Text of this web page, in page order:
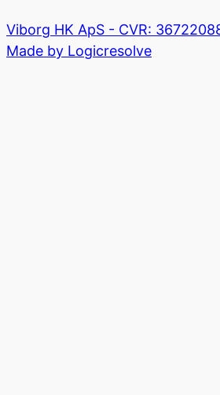
Viborg HK ApS - CVR:
Made by Logicresolve